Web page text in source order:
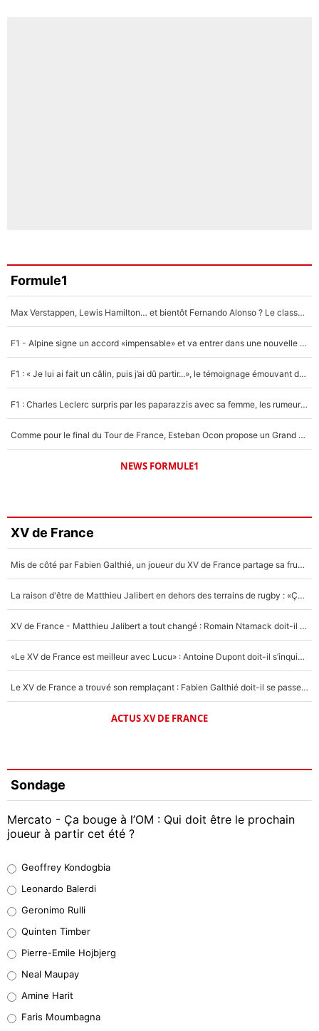
Formule1
Max Verstappen, Lewis Hamilton… et bientôt Fernando Alonso ? Le classement des pilotes les mieux payés en Formule 1 risque de changer !
F1 - Alpine signe un accord «impensable» et va entrer dans une nouvelle dimension : Grande nouvelle pour Pierre Gasly !
F1 : « Je lui ai fait un câlin, puis j’ai dû partir...», le témoignage émouvant de Max Verstappen sur sa fille
F1 : Charles Leclerc surpris par les paparazzis avec sa femme, les rumeurs étaient vraies !
Comme pour le final du Tour de France, Esteban Ocon propose un Grand Prix de Formule 1 à Paris : «Autour de l’Arc de Triomphe, ce serait génial» !
NEWS FORMULE1
XV de France
Mis de côté par Fabien Galthié, un joueur du XV de France partage sa frustration : «ils ne me l’ont pas dit tout de suite»
La raison d'être de Matthieu Jalibert en dehors des terrains de rugby : «Ça m'atteint autant que si tu touches à un membre de ma famille»
XV de France - Matthieu Jalibert a tout changé : Romain Ntamack doit-il s’inquiéter pour sa place à un an de la Coupe du monde ?
«Le XV de France est meilleur avec Lucu» : Antoine Dupont doit-il s’inquiéter pour sa place ?
Le XV de France a trouvé son remplaçant : Fabien Galthié doit-il se passer d'Antoine Dupont ?
ACTUS XV DE FRANCE
Sondage
Mercato - Ça bouge à l’OM : Qui doit être le prochain
joueur à partir cet été ?
38%
32%
5%
1%
Geoffrey Kondogbia
Leonardo Balerdi
Geronimo Rulli
Quinten Timber
Pierre-Emile Hojbjerg
Neal Maupay
Amine Harit
Faris Moumbagna